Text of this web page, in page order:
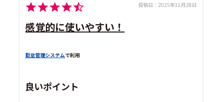
投稿日： 2025年11月28日
感覚的に使いやすい！
勤怠管理システムで利用
良いポイント